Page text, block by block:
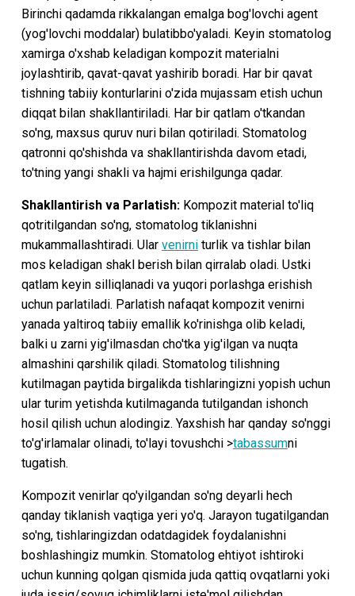
Birinchi qadamda rikkalangan emalga bog'lovchi agent
(yog'lovchi moddalar) bulatibbo'yaladi. Keyin stomatolog
xamirga o'xshab keladigan kompozit materialni
joylashtirib, qavat-qavat yashirib boradi. Har bir qavat
tishning tabiiy konturlarini o'zida mujassam etish uchun
diqqat bilan shakllantiriladi. Har bir qatlam o'tkandan
so'ng, maxsus quruv nuri bilan qotiriladi. Stomatolog
qatronni qo'shishda va shakllantirishda davom etadi,
to'tning yangi shakli va hajmi erishilgunga qadar.
Shakllantirish va Parlatish: Kompozit material to'liq
qotritilgandan so'ng, stomatolog tiklanishni
mukammallashtiradi. Ular venirniturlik va tishlar bilan
mos keladigan shakl berish bilan qirralab oladi. Ustki
qatlam keyin silliqlanadi va yuqori porlashga erishish
uchun parlatiladi. Parlatish nafaqat kompozit venirni
yanada yaltiroq tabiiy emallik ko'rinishga olib keladi,
balki u zarni yig'ilmasdan cho'tka yig'ilgan va nuqta
almashini qarshilik qiladi. Stomatolog tilishning
kutilmagan paytida birgalikda tishlaringizni yopish uchun
ular turim yetishda kutilmaganda tutilgandan ishonch
hosil qilish uchun alodingiz. Yaxshish har qanday so'nggi
to'g'irlamalar olinadi, to'layi tovushchi >tabassumni
tugatish.
Kompozit venirlar qo'yilgandan so'ng deyarli hech
qanday tiklanish vaqtiga yeri yo'q. Jarayon tugatilgandan
so'ng, tishlaringizdan odatdagidek foydalanishni
boshlashingiz mumkin. Stomatolog ehtiyot ishtiroki
uchun kunning qolgan qismida juda qattiq ovqatlarni yoki